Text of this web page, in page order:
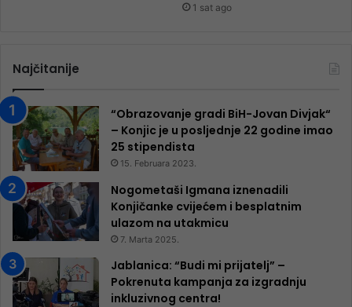
1 sat ago
Najčitanije
“Obrazovanje gradi BiH-Jovan Divjak“
– Konjic je u posljednje 22 godine imao
25 ​​stipendista
15. Februara 2023.
Nogometaši Igmana iznenadili
Konjičanke cvijećem i besplatnim
ulazom na utakmicu
7. Marta 2025.
Jablanica: “Budi mi prijatelj” –
Pokrenuta kampanja za izgradnju
inkluzivnog centra!